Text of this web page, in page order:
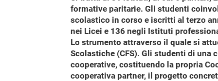
formative paritarie. Gli studenti
scolastico in corso e iscritti al terzo
nei Licei e 136 negli Istituti
Lo strumento attraverso il quale si
Scolastiche (CFS). Gli studenti di una
cooperative, costituendo la propria
cooperativa partner, il progetto